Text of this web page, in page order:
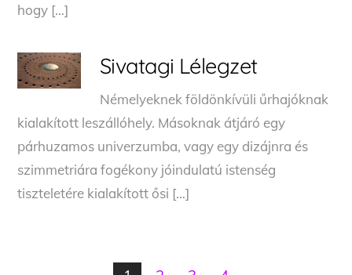
hogy […]
Sivatagi Lélegzet
Némelyeknek földönkívüli űrhajóknak
kialakított leszállóhely. Másoknak átjáró egy
párhuzamos univerzumba, vagy egy dizájnra és
szimmetriára fogékony jóindulatú istenség
tiszteletére kialakított ősi […]